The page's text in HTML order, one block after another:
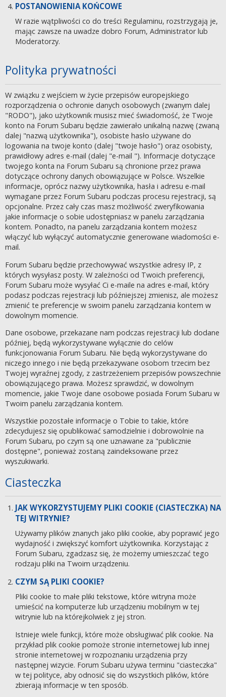
POSTANOWIENIA KOŃCOWE
W razie wątpliwości co do treści Regulaminu, rozstrzygają je,
mając zawsze na uwadze dobro Forum, Administrator lub
Moderatorzy.
Polityka prywatności
W związku z wejściem w życie przepisów europejskiego
rozporządzenia o ochronie danych osobowych (zwanym dalej
"RODO"), jako użytkownik musisz mieć świadomość, że Twoje
konto na Forum Subaru będzie zawierało unikalną nazwę (zwaną
dalej "nazwą użytkownika"), osobiste hasło używane do
logowania na twoje konto (dalej "twoje hasło") oraz osobisty,
prawidłowy adres e-mail (dalej "e-mail "). Informacje dotyczące
twojego konta na Forum Subaru są chronione przez prawa
dotyczące ochrony danych obowiązujące w Polsce. Wszelkie
informacje, oprócz nazwy użytkownika, hasła i adresu e-mail
wymagane przez Forum Subaru podczas procesu rejestracji, są
opcjonalne. Przez cały czas masz możliwość zweryfikowania
jakie informacje o sobie udostępniasz w panelu zarządzania
kontem. Ponadto, na panelu zarządzania kontem możesz
włączyć lub wyłączyć automatycznie generowane wiadomości e-
mail.
Forum Subaru będzie przechowywać wszystkie adresy IP, z
których wysyłasz posty. W zależności od Twoich preferencji,
Forum Subaru może wysyłać Ci e-maile na adres e-mail, który
podasz podczas rejestracji lub późniejszej zmienisz, ale możesz
zmienić te preferencje w swoim panelu zarządzania kontem w
dowolnym momencie.
Dane osobowe, przekazane nam podczas rejestracji lub dodane
później, będą wykorzystywane wyłącznie do celów
funkcjonowania Forum Subaru. Nie będą wykorzystywane do
niczego innego i nie będą przekazywane osobom trzecim bez
Twojej wyraźnej zgody, z zastrzeżeniem przepisów powszechnie
obowiązującego prawa. Możesz sprawdzić, w dowolnym
momencie, jakie Twoje dane osobowe posiada Forum Subaru w
Twoim panelu zarządzania kontem.
Wszystkie pozostałe informacje o Tobie to takie, które
zdecydujesz się opublikować samodzielnie i dobrowolnie na
Forum Subaru, po czym są one uznawane za "publicznie
dostępne", ponieważ zostaną zaindeksowane przez
wyszukiwarki.
Ciasteczka
JAK WYKORZYSTUJEMY PLIKI COOKIE (CIASTECZKA) NA
TEJ WITRYNIE?
Używamy plików znanych jako pliki cookie, aby poprawić jego
wydajność i zwiększyć komfort użytkownika. Korzystając z
Forum Subaru, zgadzasz się, że możemy umieszczać tego
rodzaju pliki na Twoim urządzeniu.
CZYM SĄ PLIKI COOKIE?
Pliki cookie to małe pliki tekstowe, które witryna może
umieścić na komputerze lub urządzeniu mobilnym w tej
witrynie lub na którejkolwiek z jej stron.
Istnieje wiele funkcji, które może obsługiwać plik cookie. Na
przykład plik cookie pomoże stronie internetowej lub innej
stronie internetowej w rozpoznaniu urządzenia przy
następnej wizycie. Forum Subaru używa terminu "ciasteczka"
w tej polityce, aby odnosić się do wszystkich plików, które
zbierają informacje w ten sposób.